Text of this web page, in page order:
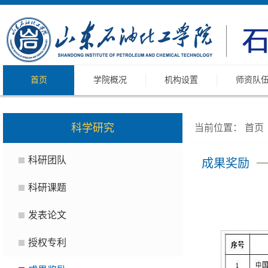
首页 学院概况 机构设置 师资队
科学研究
科研团队
科研课题
发表论文
授权专利
当前位置： 首页
成果奖励